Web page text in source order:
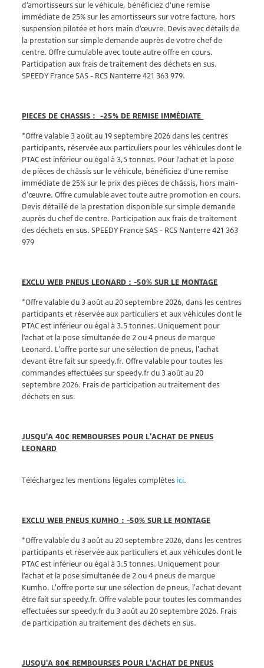
d’amortisseurs sur le véhicule, bénéficiez d’une remise
immédiate de 25% sur les amortisseurs sur votre facture, hors
suspension pilotée et hors main d’œuvre. Devis avec détails de
la prestation sur simple demande auprès de votre chef de
centre. Offre cumulable avec toute autre offre en cours.
Participation aux frais de traitement des déchets en sus.
SPEEDY France SAS - RCS Nanterre 421 363 979.
PIECES DE CHASSIS : -25% DE REMISE IMMÉDIATE
*Offre valable 3 août au 19 septembre 2026 dans les centres
participants, réservée aux particuliers pour les véhicules dont le
PTAC est inférieur ou égal à 3,5 tonnes. Pour l’achat et la pose
de pièces de châssis sur le véhicule, bénéficiez d’une remise
immédiate de 25% sur le prix des pièces de châssis, hors main-
d'œuvre. Offre cumulable avec toute autre promotion en cours.
Devis détaillé de la prestation disponible sur simple demande
auprès du chef de centre. Participation aux frais de traitement
des déchets en sus. SPEEDY France SAS - RCS Nanterre 421 363
979
EXCLU WEB PNEUS LEONARD : -50% SUR LE MONTAGE
*Offre valable du 3 août au 20 septembre 2026, dans les centres
participants et réservée aux particuliers et aux véhicules dont le
PTAC est inférieur ou égal à 3.5 tonnes. Uniquement pour
l’achat et la pose simultanée de 2 ou 4 pneus de marque
Leonard. L'offre porte sur une sélection de pneus, l'achat
devant être fait sur speedy.fr. Offre valable pour toutes les
commandes effectuées sur speedy.fr du 3 août au 20
septembre 2026. Frais de participation au traitement des
déchets en sus.
JUSQU'A 40€ REMBOURSES POUR L'ACHAT DE PNEUS
LEONARD
Téléchargez les mentions légales complètes ici.
EXCLU WEB PNEUS KUMHO : -50% SUR LE MONTAGE
*Offre valable du 3 août au 20 septembre 2026, dans les centres
participants et réservée aux particuliers et aux véhicules dont le
PTAC est inférieur ou égal à 3.5 tonnes. Uniquement pour
l’achat et la pose simultanée de 2 ou 4 pneus de marque
Kumho. L'offre porte sur une sélection de pneus, l'achat devant
être fait sur speedy.fr. Offre valable pour toutes les commandes
effectuées sur speedy.fr du 3 août au 20 septembre 2026. Frais
de participation au traitement des déchets en sus.
JUSQU'A 80€ REMBOURSES POUR L'ACHAT DE PNEUS